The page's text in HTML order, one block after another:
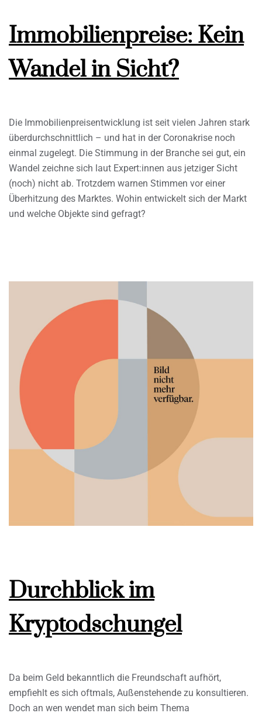
Immobilienpreise: Kein
Wandel in Sicht?
Die Immobilienpreisentwicklung ist seit vielen Jahren stark
überdurchschnittlich – und hat in der Coronakrise noch
einmal zugelegt. Die Stimmung in der Branche sei gut, ein
Wandel zeichne sich laut Expert:innen aus jetziger Sicht
(noch) nicht ab. Trotzdem warnen Stimmen vor einer
Überhitzung des Marktes. Wohin entwickelt sich der Markt
und welche Objekte sind gefragt?
Durchblick im
Kryptodschungel
Da beim Geld bekanntlich die Freundschaft aufhört,
empfiehlt es sich oftmals, Außenstehende zu konsultieren.
Doch an wen wendet man sich beim Thema